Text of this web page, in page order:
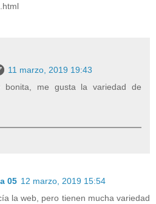
11 marzo, 2019 19:43
bonita, me gusta la variedad de
05 12 marzo, 2019 15:54
la web, pero tienen mucha variedad